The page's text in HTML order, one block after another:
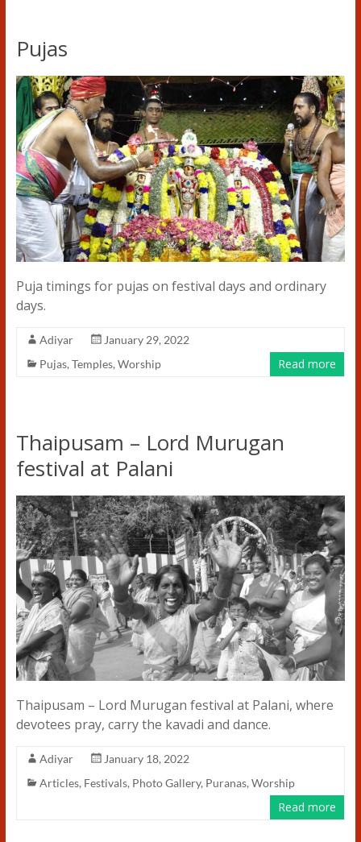
Pujas
Puja timings for pujas on festival days and ordinary
days.
Adiyar
January 29, 2022
Pujas, Temples, Worship Read more
Thaipusam – Lord Murugan
festival at Palani
Thaipusam – Lord Murugan festival at Palani, where
devotees pray, carry the kavadi and dance.
Adiyar
January 18, 2022
Articles, Festivals, Photo Gallery, Puranas, Worship
Read more